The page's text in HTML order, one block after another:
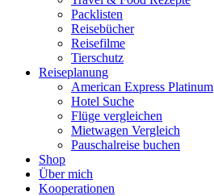
Packlisten
Reisebücher
Reisefilme
Tierschutz
Reiseplanung
American Express Platinum
Hotel Suche
Flüge vergleichen
Mietwagen Vergleich
Pauschalreise buchen
Shop
Über mich
Kooperationen